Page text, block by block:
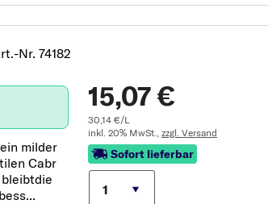
Nr. 74182
milder
Cabr
15,07 €
30,14 €/L
inkl. 20% MwSt., zzgl. Versand
Sofort lieferbar